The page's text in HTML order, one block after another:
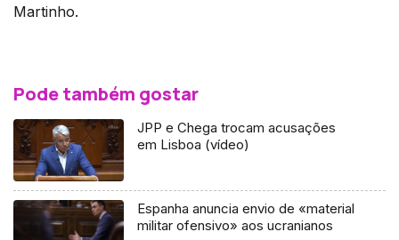
Martinho.
Pode também gostar
JPP e Chega trocam acusações
em Lisboa (vídeo)
Espanha anuncia envio de «material
militar ofensivo» aos ucranianos